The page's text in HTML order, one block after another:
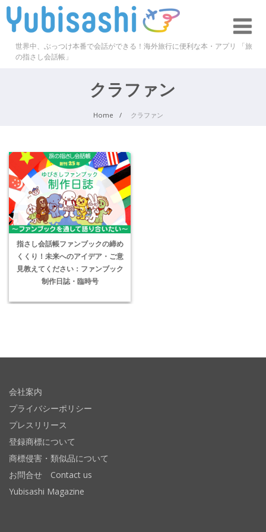
世界中、ぶっつけ本番で会話ができる！海外旅行に便利な本・アプリ 「旅
の指さし会話帳」
クラファン
Home クラファン
指さし会話帳ファンブックの締め
くくり！未来へのアイデア・ご意
見教えてください：ファンブック
制作日誌・臨時号
会社案内
プライバシーポリシー
プレスリリース
登録商標について
商標侵害・類似品について
お問合せ Contact us
Yubisashi Magazine